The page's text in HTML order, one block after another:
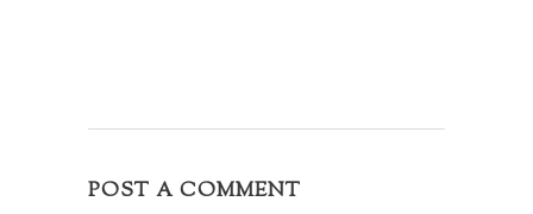
POST A COMMENT